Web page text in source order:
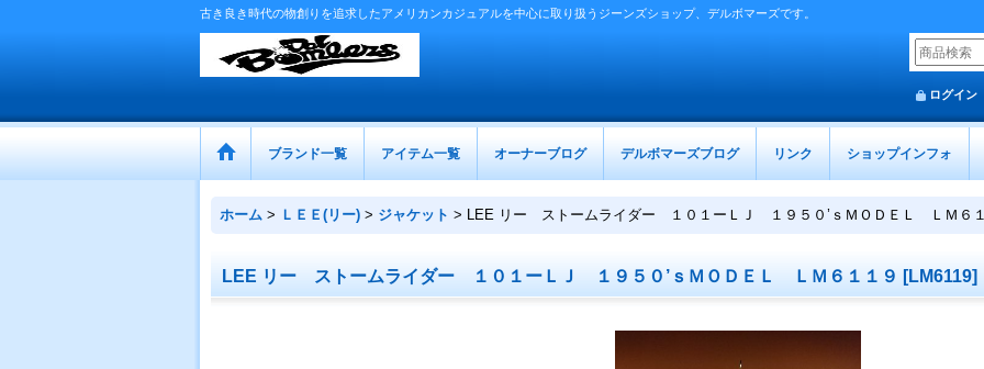
古き良き時代の物創りを追求したアメリカンカジュアルを中心に取り扱うジーンズショップ、デルボマーズです。
ログイン
ブランド一覧 アイテム一覧 オーナーブログ デルボマーズブログ リンク ショップインフォ
ホーム > ＬＥＥ(リー) > ジャケット > LEE リー ストームライダー １０１ーＬＪ １９５０’ｓＭＯＤＥＬ ＬＭ６
LEE リー ストームライダー １０１ーＬＪ １９５０’ｓＭＯＤＥＬ ＬＭ６１１９ [LM6119]